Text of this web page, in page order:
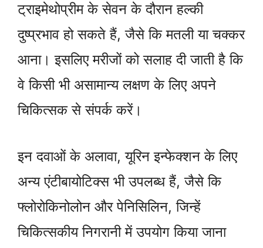
ट्राइमेथोप्रीम के सेवन के दौरान हल्की
दुष्प्रभाव हो सकते हैं, जैसे कि मतली या चक्कर
आना। इसलिए मरीजों को सलाह दी जाती है कि
वे किसी भी असामान्य लक्षण के लिए अपने
चिकित्सक से संपर्क करें।
इन दवाओं के अलावा, यूरिन इन्फेक्शन के लिए
अन्य एंटीबायोटिक्स भी उपलब्ध हैं, जैसे कि
फ्लोरोकिनोलोन और पेनिसिलिन, जिन्हें
चिकित्सकीय निगरानी में उपयोग किया जाना